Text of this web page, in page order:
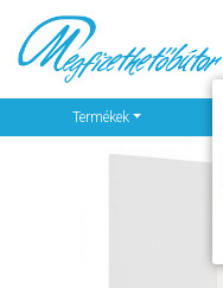
Termékek